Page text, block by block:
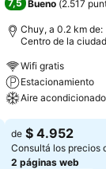
7,5 Bueno (2.517
Chuy, a 0.2 km de:
Centro de la ciudad
Wifi gratis
Estacionamiento
Aire acondicionado
Ver precios
de $ 4.952
Consultá los precios
2 páginas web